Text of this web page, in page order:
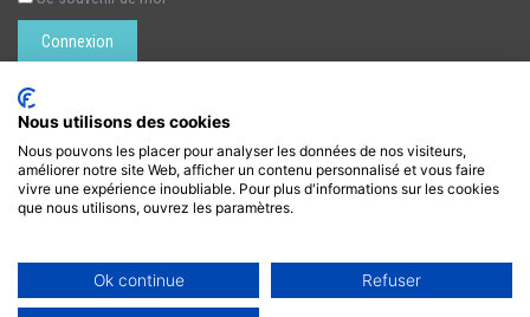
Rechercher :
LÉZARTS DE LA BIÈVRE
https://www.lezarts-bievre.com
Nous utilisons des cookies
Nous pouvons les placer pour analyser les données de nos visiteurs,
améliorer notre site Web, afficher un contenu personnalisé et vous faire
vivre une expérience inoubliable. Pour plus d'informations sur les cookies
que nous utilisons, ouvrez les paramètres.
Ok continue Refuser